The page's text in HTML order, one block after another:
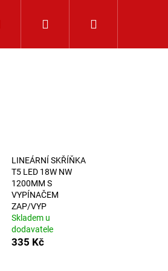
Přihlášení
LINEÁRNÍ SKŘÍŇKA
T5 LED 18W NW
1200MM S
VYPÍNAČEM
ZAP/VYP
Skladem u
dodavatele
335 Kč